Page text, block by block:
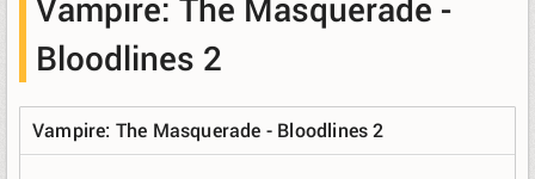
Bloodlines 2
Vampire: The Masquerade - Bloodlines 2